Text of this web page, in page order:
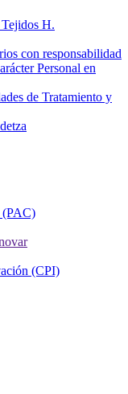
H.
con responsabilidad
Personal en
de Tratamiento y
(PAC)
(CPI)